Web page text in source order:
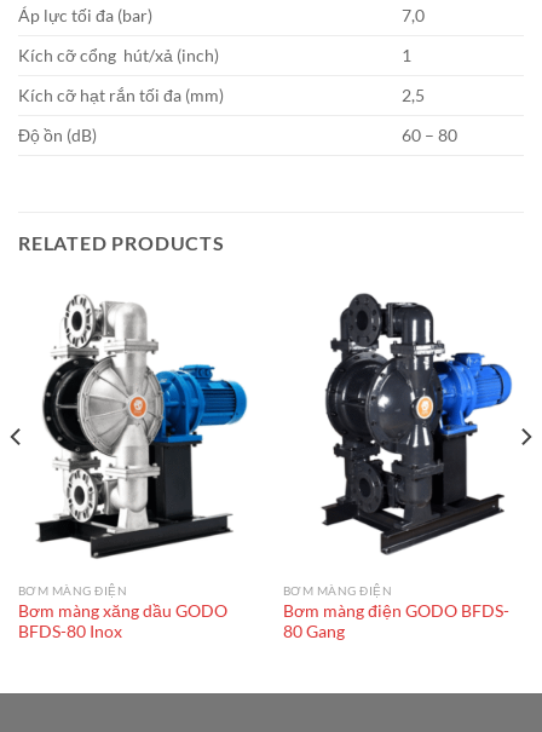
Áp lực tối đa (bar)
7,0
Kích cỡ cổng hút/xả (inch)
1
Kích cỡ hạt rắn tối đa (mm)
2,5
Độ ồn (dB)
60 – 80
RELATED PRODUCTS
BƠM MÀNG ĐIỆN
Bơm màng xăng dầu GODO
BFDS-80 Inox
BƠM MÀNG ĐIỆN
Bơm màng điện GODO BFDS-
80 Gang